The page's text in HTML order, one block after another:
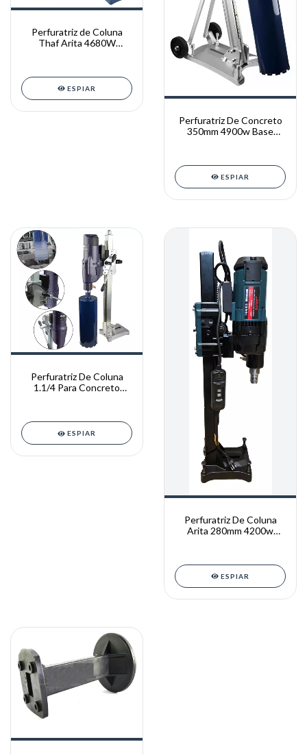
Perfuratriz de Coluna
Thaf Arita 4680W
ESPIAR
Perfuratriz De Concreto
350mm 4900w Base
ESPIAR
Perfuratriz De Coluna
1.1/4 Para Concreto
ESPIAR
Perfuratriz De Coluna
Arita 280mm 4200w
ESPIAR